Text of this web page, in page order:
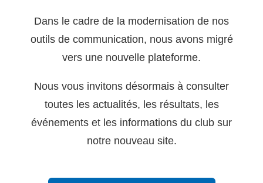
Dans le cadre de la modernisation de nos
outils de communication, nous avons migré
vers une nouvelle plateforme.
Nous vous invitons désormais à consulter
toutes les actualités, les résultats, les
événements et les informations du club sur
notre nouveau site.